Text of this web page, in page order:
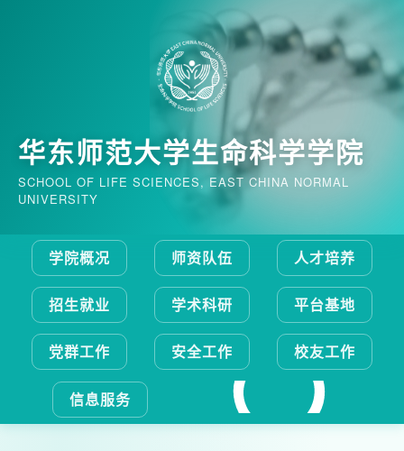
华东师范大学生命科学学院
SCHOOL OF LIFE SCIENCES, EAST CHINA NORMAL
UNIVERSITY
学院概况 师资队伍 人才培养
招生就业 学术科研 平台基地
党群工作 安全工作 校友工作
信息服务